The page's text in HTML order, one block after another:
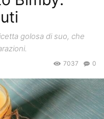
golosa di suo, che
0
7037